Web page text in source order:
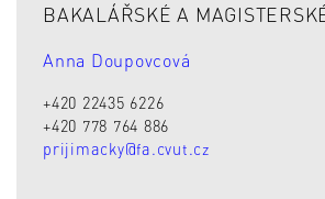
BAKALÁŘSKÉ A
Anna Doupovcová
+420 22435 6226
+420 778 764 886
prijimacky@fa.cvut.cz